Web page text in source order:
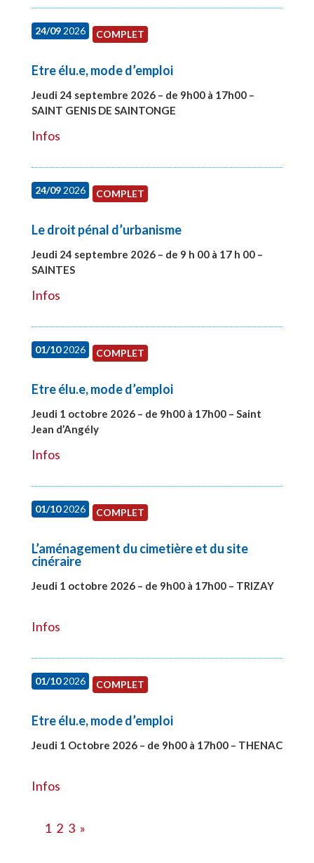
24/092026 COMPLET
Etre élu.e, mode d’emploi
Jeudi 24 septembre 2026 – de 9h00 à 17h00 –
SAINT GENIS DE SAINTONGE
Infos
24/092026 COMPLET
Le droit pénal d’urbanisme
Jeudi 24 septembre 2026 – de 9 h 00 à 17 h 00 –
SAINTES
Infos
01/102026 COMPLET
Etre élu.e, mode d’emploi
Jeudi 1 octobre 2026 – de 9h00 à 17h00 – Saint
Jean d’Angély
Infos
01/102026 COMPLET
L’aménagement du cimetière et du site
cinéraire
Jeudi 1 octobre 2026 – de 9h00 à 17h00 – TRIZAY
Infos
01/102026 COMPLET
Etre élu.e, mode d’emploi
Jeudi 1 Octobre 2026 – de 9h00 à 17h00 – THENAC
Infos
1 2 3 »